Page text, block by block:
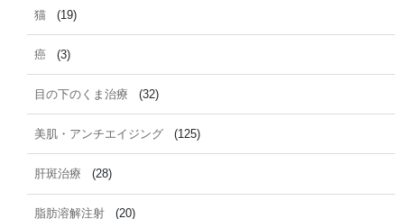
猫 (19)
癌 (3)
目の下のくま治療 (32)
美肌・アンチエイジング (125)
肝斑治療 (28)
脂肪溶解注射 (20)